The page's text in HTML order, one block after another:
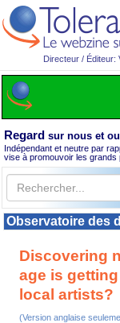
Directeur / Éditeur:
Regard sur nous et
Indépendant et neutre par
vise à promouvoir les grands
Observatoire des
Discovering
age is
local artists?
(Version anglaise